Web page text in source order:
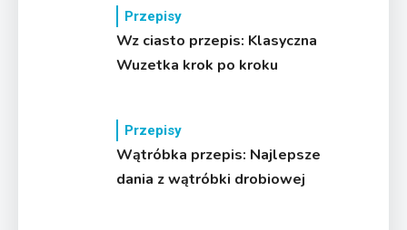
Przepisy
Wz ciasto przepis: Klasyczna
Wuzetka krok po kroku
Przepisy
Wątróbka przepis: Najlepsze
dania z wątróbki drobiowej